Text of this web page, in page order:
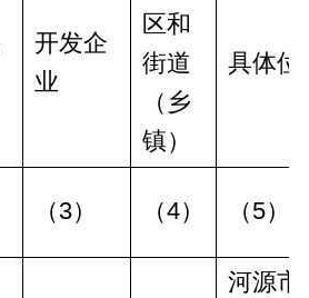
开发企
业
区和
街道
（乡
镇）
具体位
（3） （4） （5）
河源市